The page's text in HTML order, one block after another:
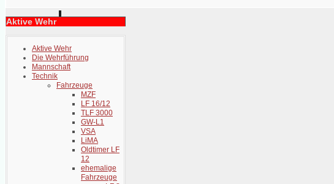
Aktive Wehr
Aktive Wehr
Die Wehrführung
Mannschaft
Technik
Fahrzeuge
MZF
LF 16/12
TLF 3000
GW-L1
VSA
LiMA
Oldtimer LF
12
ehemalige
Fahrzeuge